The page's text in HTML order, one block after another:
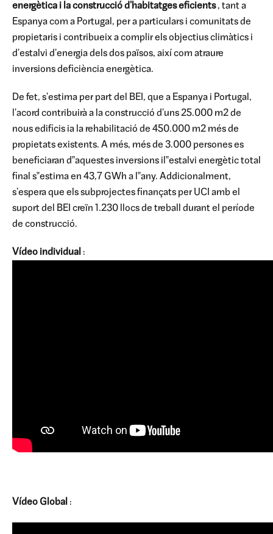
energètica i la construcció d'habitatges eficients, tant a
Espanya com a Portugal, per a particulars i comunitats de
propietaris i contribueix a complir els objectius climàtics i
d'estalvi d'energia dels dos països, així com atraure
inversions deficiència energètica.
De fet, s'estima per part del BEI, que a Espanya i Portugal,
l'acord contribuirà a la construcció d'uns 25.000 m2 de
nous edificis ia la rehabilitació de 450.000 m2 més de
propietats existents. A més, més de 3.000 persones es
beneficiaran d‟aquestes inversions il‟estalvi energètic total
final s‟estima en 43,7 GWh a l‟any. Addicionalment,
s'espera que els subprojectes finançats per UCI amb el
suport del BEI creïn 1.230 llocs de treball durant el període
de construcció.
Vídeo individual :
Vídeo Global :